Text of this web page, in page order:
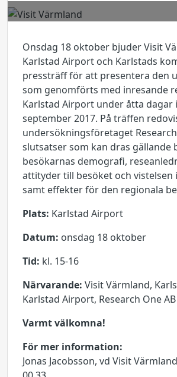
Onsdag 18 oktober bjuder Visit
Karlstad Airport och Karlstads
pressträff för att presentera den
som genomförts med inresande
Karlstad Airport under åtta dagar
september 2017. På träffen
undersökningsföretaget
slutsatser som kan dras gällande
besökarnas demografi,
attityder till besöket och vistelsen
samt effekter för den regionala
Plats: Karlstad Airport
Datum: onsdag 18 oktober
Tid: kl. 15-16
Närvarande: Visit Värmland,
Karlstad Airport, Research One AB
Varmt välkomna!
För mer information:
Jonas Jacobsson, vd Visit